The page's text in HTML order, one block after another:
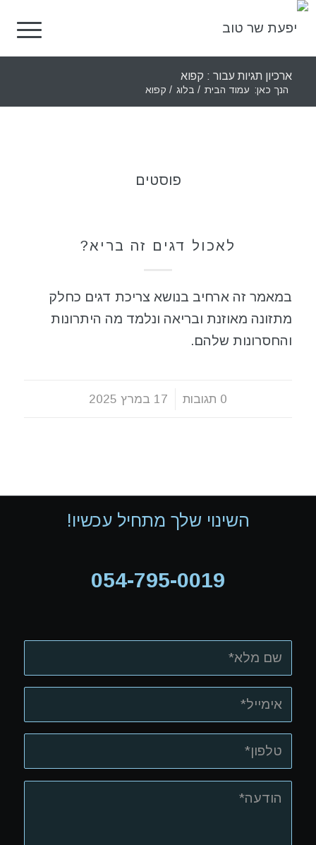
ארכיון תגיות עבור : קפוא
הנך כאן: עמוד הבית / בלוג / קפוא
פוסטים
לאכול דגים זה בריא?
במאמר זה ארחיב בנושא צריכת דגים כחלק
מתזונה מאוזנת ובריאה ונלמד מה היתרונות
והחסרונות שלהם.
0 תגובות
/ 17 במרץ 2025
השינוי שלך מתחיל עכשיו!
054-795-0019